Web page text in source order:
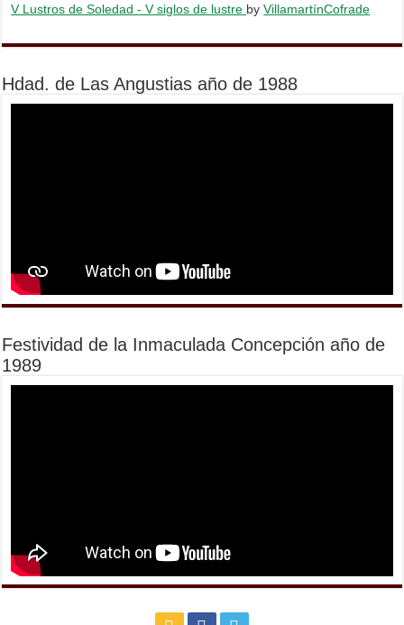
V Lustros de Soledad - V siglos de lustre byVillamartínCofrade
Hdad. de Las Angustias año de 1988
Festividad de la Inmaculada Concepción año de
1989